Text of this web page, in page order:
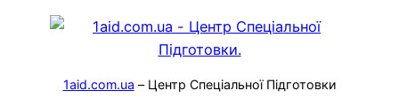
1aid.com.ua – Центр Спеціальної Підготовки